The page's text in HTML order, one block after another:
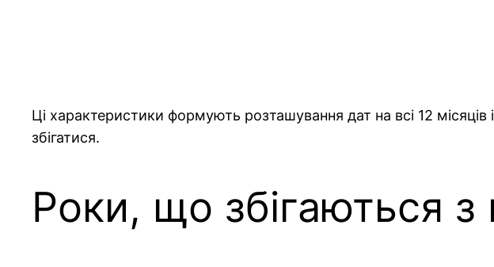
Ці характеристики формують розташування дат на всі 12
збігатися.
Роки, що збігаються